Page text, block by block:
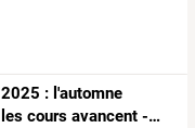
2025 : l'automne
les cours avancent -…